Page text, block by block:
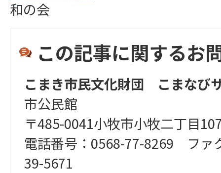
和の会
この記事に関するお
こまき市民文化財団 こまなび
市公民館
〒485-0041小牧市小牧二丁目
電話番号：0568-77-8269 ファ
39-5671